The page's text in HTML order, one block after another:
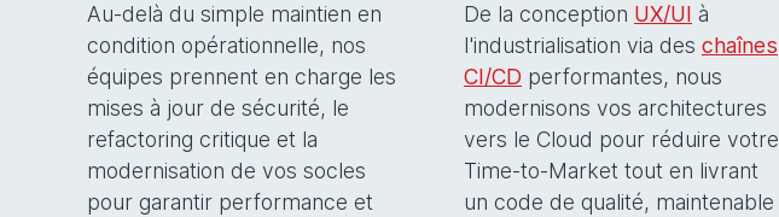
Au-delà du simple maintien en
condition opérationnelle, nos
équipes prennent en charge les
mises à jour de sécurité, le
refactoring critique et la
modernisation de vos socles
pour garantir performance et
De la conception UX/UI à
l'industrialisation via des chaînes
CI/CD performantes, nous
modernisons vos architectures
vers le Cloud pour réduire votre
Time-to-Market tout en livrant
un code de qualité, maintenable